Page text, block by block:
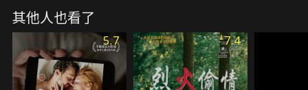
而不捨的追求之下，兩人終於陷入愛河，這段不可思
議的浪漫關係，將衝擊賈絲敏過往按部就班的平穩生
活……
其他人也看了
5.7 7.4